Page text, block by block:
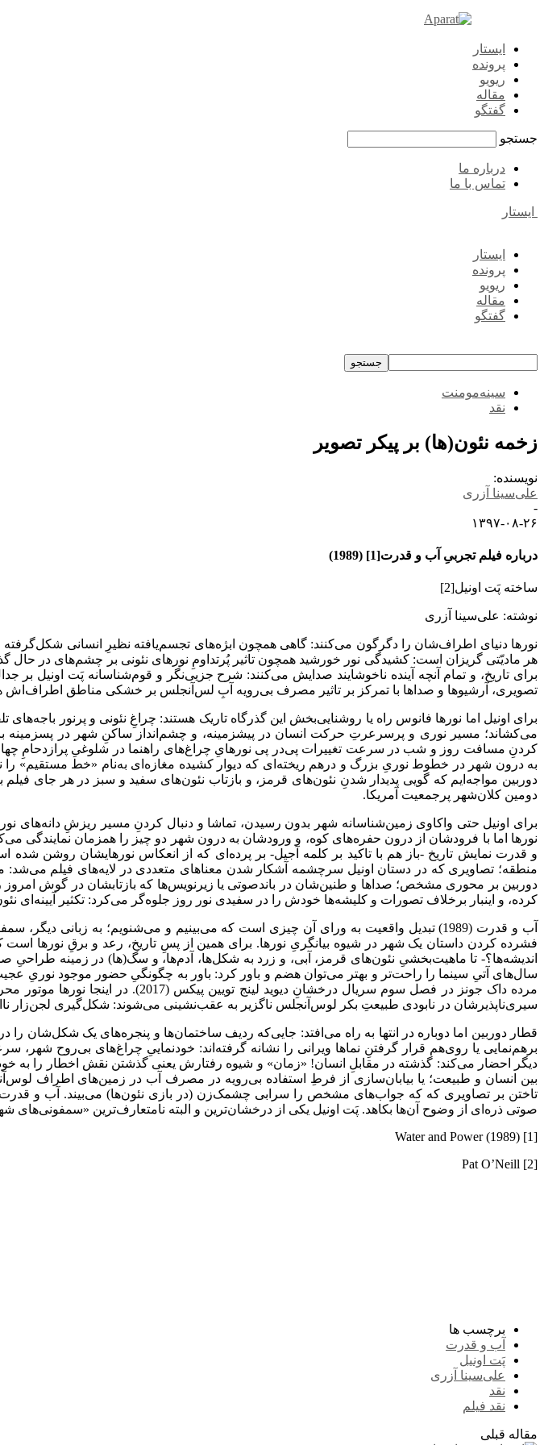
ایستار
پرونده
ریویو
مقاله
گفتگو
جستجو
درباره ما
تماس با ما
ایستار
ایستار
پرونده
ریویو
مقاله
گفتگو
سینه‌مومنت
نقد
زخمه نئون(ها) بر پیکر تصویر
نویسنده:
علی‌سینا آزری
-
۱۳۹۷-۰۸-۲۶
درباره فیلم تجربیِ آب و قدرت[1] (1989)
ساخته پَت اونیل[2]
نوشته: علی‌سینا آزری
نورها دنیای اطراف‌شان را دگرگون می‌کنند: گاهی همچون ابژ‌ه‌های تجسم‌یافته نظیرِ انسانی
هر مادیّتی گریزان است: کشیدگی نور خورشید همچون تاثیر پُرتداومِ نورهای نئونی بر چشم‌های در حال
برای تاریخ، و تمام آنچه آینده ناخوشایند صدایش می‌کنند: شرح جزیی‌نگر و قوم‌شناسانه پَت
تصویری، آرشیوها و صداها با تمرکز بر تاثیر مصرف بی‌رویه آبِ لس‌آنجلس بر خشکی مناطق اطراف‌اش
برای اونیل اما نورها فانوس راه یا روشنایی‌بخش این گذرگاه تاریک هستند: چراغِ نئونی و پرنور
می‌کشاند؛ مسیر نوری و پرسرعرتِ حرکت انسان در پیشزمینه، و چشم‌انداز ساکنِ شهر در پسزمینه
کردنِ مسافت روز و شب در سرعت تغییرات پی‌در پی نورهایِ چراغ‌های راهنما در شلوغیِ پرازدحامِ
دوربین مواجه‌ایم که گویی پدیدار شدنِ نئون‌های قرمز، و بازتاب نئون‌های سفید و سبز در هر جای
دومین کلان‌شهر پرجمعیت آمریکا.
برای اونیل حتی واکاوی زمین‌شناسانه شهر بدون رسیدن، تماشا و دنبال کردنِ مسیر ریزشِ دانه‌های
نورها اما با فرودشان از درون حفره‌های کوه، و ورودشان به درون شهر دو چیز را همزمان
و قدرت نمایش تاریخ -باز هم با تاکید بر کلمه آجیل- بر پرده‌‌ای که از انعکاس نورهایشان روشن
منطقه؛ تصاویری که در دستان اونیل سرچشمه آشکار شدن معناهای متعددی در لایه‌های فیلم
دوربین بر محوری مشخص؛ صداها و طنین‌شان در باندصوتی یا زیرنویس‌ها که بازتابشان در گوش
کرده، و اینبار برخلاف تصورات و کلیشه‌ها خودش را در سفیدی نور روز جلوه‌گر می‌کرد: تکثیر آیینه‌ای
آب و قدرت (1989) تبدیل واقعیت به ورای آن چیزی است که می‌بینیم و می‌شنویم؛ به زبانی
فشرده کردن داستان یک شهر در شیوه بیانگریِ نورها. برای همین از پسِ تاریخ، رعد و برقِ نورها
اندیشه‌ها؟- تا ماهیت‌بخشیِ نئون‌های قرمز، آبی، و زرد به شکل‌ها، آدم‌ها، و سگ‌(ها) در زمینه
مرده داک جونز در فصل سوم سریال
سیری‌ناپذیرشان در نابودی طبیعتِ بکر لوس‌آنجلس ناگزیر به عقب‌نشینی می‌شوند: شکل‌گیری لجن‌زار
قطار دوربین اما دوباره در انتها به راه می‌افتد: جایی‌که ردیف ساختمان‌ها و پنجره‌های یک شکل‌شان را
برهم‌نمایی یا روی‌‌هم قرار گرفتنِ نماها ویرانی را نشانه گرفته‌اند: خودنماییِ چراغ‌های بی‌روح
دیگر احضار می‌کند: گذشته در مقابلِ انسان! «زمان» و شیوه رفتارش یعنی گذشتن نقش اخطار را به
بین انسان و طبیعت؛ یا بیابان‌سازی از فرطِ استفاده بی‌رویه در مصرف آب در زمین‌های اطراف
تاختن بر تصاویری که که جواب‌های مشخص را سرابی چشمک‌زن (در بازی نئون‌ها) می‌بیند. آب و قدرت
صوتی ذره‌ای از وضوح آن‌ها بکاهد. پَت اونیل یکی از درخشان‌ترین و البته نامتعارف‌ترین «سمفونی‌های
[1] Water and Power (1989)
[2] Pat O’Neill
برچسب ها
آب و قدرت
پَت اونیل
علی‌سینا آزری
نقد
نقد فیلم
مقاله قبلی